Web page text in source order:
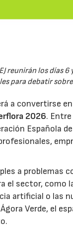
reunirán los días
para debatir
a convertirse
2026.
Española
a problemas
el sector, como
artificial o las
Verde, el